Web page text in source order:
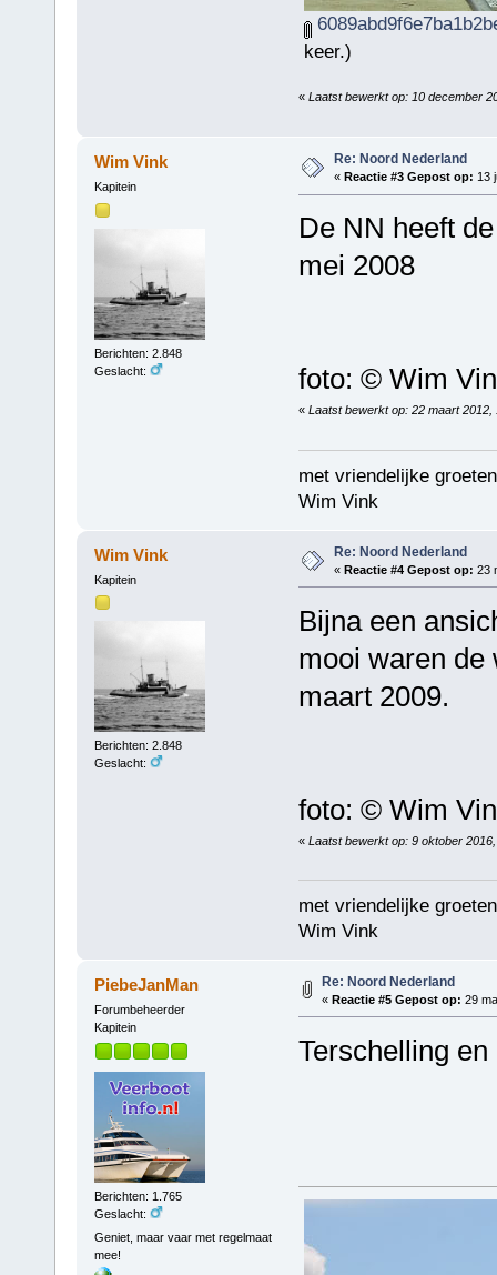
keer.)
« Laatst bewerkt op: 10 december
Wim Vink
Kapitein
Berichten: 2.848
Geslacht:
Re: Noord Nederland
« Reactie #3 Gepost op: 13
De NN heeft
mei 2008
foto: © Wim
« Laatst bewerkt op: 22 maart 2012,
met vriendelijke
Wim Vink
Wim Vink
Kapitein
Berichten: 2.848
Geslacht:
Re: Noord Nederland
« Reactie #4 Gepost op: 23
Bijna een
mooi waren de
maart 2009.
foto: © Wim
« Laatst bewerkt op: 9 oktober
met vriendelijke
Wim Vink
PiebeJanMan
Forumbeheerder
Kapitein
Berichten: 1.765
Geslacht:
Geniet, maar vaar met regelmaat
mee!
Re: Noord Nederland
« Reactie #5 Gepost op: 29
Terschelling